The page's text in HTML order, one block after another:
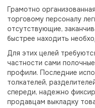
Грамотно
торговому персоналу
отсутствующие,
быстрее находить
Для этих целей
частности сами
профили. Последние
толкателей,
спереди, надежно
продавцам выкладку